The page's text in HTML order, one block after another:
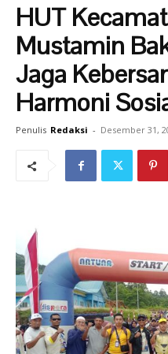
HUT
Mustamin
Jaga
Harmoni
Penulis Redaksi - Desember 31,